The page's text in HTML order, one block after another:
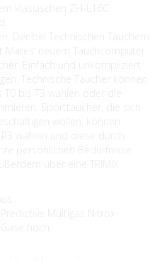
klassischen ZH-L16C
Der bei Technischen Tauchern
neuem Tauchcomputer
Einfach und unkompliziert
Technische Taucher können
bis T3 wählen oder die
Sporttaucher, die sich
wollen, können
wählen und diese durch
persönlichen Bedürfnisse
über eine TRIMIX
Multigas Nitrox-
hoch